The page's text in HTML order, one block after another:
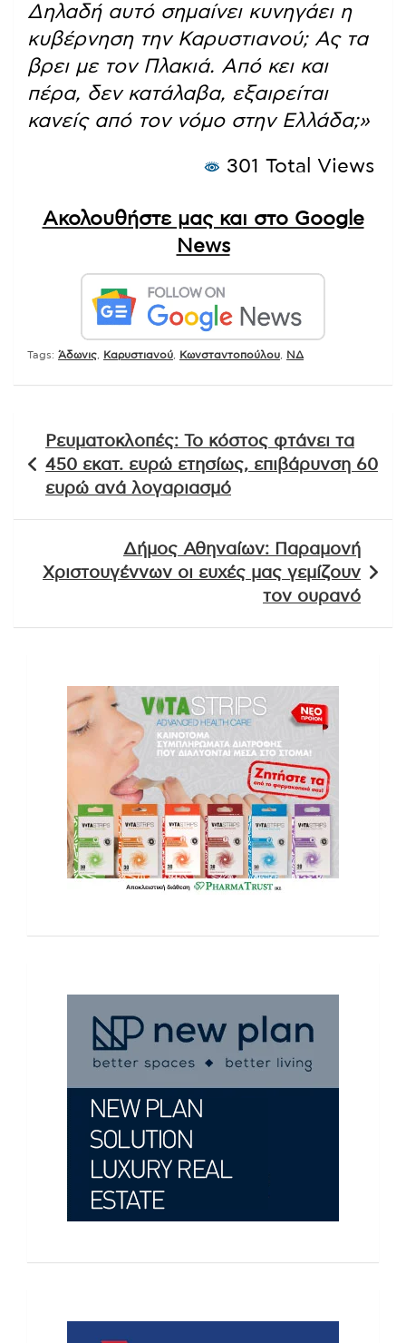
Δηλαδή αυτό σημαίνει κυνηγάει η
κυβέρνηση την Καρυστιανού; Ας τα
βρει με τον Πλακιά. Από κει και
πέρα, δεν κατάλαβα, εξαιρείται
κανείς από τον νόμο στην Ελλάδα;»
301 Total Views
Ακολουθήστε μας και στο Google
News
Tags: Άδωνις Καρυστιανού Κωνσταντοπούλου ΝΔ
άρθρων
Ρευματοκλοπές: Το κόστος φτάνει τα
450 εκατ. ευρώ ετησίως, επιβάρυνση 60
ευρώ ανά λογαριασμό
Δήμος Αθηναίων: Παραμονή
Χριστουγέννων οι ευχές μας γεμίζουν
τον ουρανό